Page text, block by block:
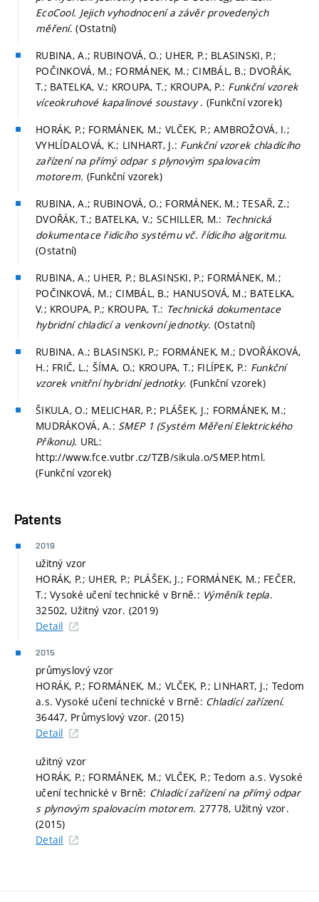
EcoCool. Jejich vyhodnocení a závěr provedených
měření. (Ostatní)
RUBINA, A.; RUBINOVÁ, O.; UHER, P.; BLASINSKI, P.;
POČINKOVÁ, M.; FORMÁNEK, M.; CIMBÁL, B.; DVOŘÁK,
T.; BATELKA, V.; KROUPA, T.; KROUPA, P.: Funkční vzorek
víceokruhové kapalinové soustavy. (Funkční vzorek)
HORÁK, P.; FORMÁNEK, M.; VLČEK, P.; AMBROŽOVÁ, I.;
VYHLÍDALOVÁ, K.; LINHART, J.: Funkční vzorek chladícího
zařízení na přímý odpar s plynovým spalovacím
motorem. (Funkční vzorek)
RUBINA, A.; RUBINOVÁ, O.; FORMÁNEK, M.; TESAŘ, Z.;
DVOŘÁK, T.; BATELKA, V.; SCHILLER, M.: Technická
dokumentace řidicího systému vč. řídicího algoritmu.
(Ostatní)
RUBINA, A.; UHER, P.; BLASINSKI, P.; FORMÁNEK, M.;
POČINKOVÁ, M.; CIMBÁL, B.; HANUSOVÁ, M.; BATELKA,
V.; KROUPA, P.; KROUPA, T.: Technická dokumentace
hybridní chladicí a venkovní jednotky. (Ostatní)
RUBINA, A.; BLASINSKI, P.; FORMÁNEK, M.; DVOŘÁKOVÁ,
H.; FRIČ, L.; ŠÍMA, O.; KROUPA, T.; FILÍPEK, P.: Funkční
vzorek vnitřní hybridní jednotky. (Funkční vzorek)
ŠIKULA, O.; MELICHAR, P.; PLÁŠEK, J.; FORMÁNEK, M.;
MUDRÁKOVÁ, A.: SMEP 1 (Systém Měření Elektrického
Příkonu). URL:
http://www.fce.vutbr.cz/TZB/sikula.o/SMEP.html.
(Funkční vzorek)
Patents
2019
užitný vzor
HORÁK, P.; UHER, P.; PLÁŠEK, J.; FORMÁNEK, M.; FEČER,
T.; Vysoké učení technické v Brně.: Výměník tepla.
32502, Užitný vzor. (2019)
Detail
2015
průmyslový vzor
HORÁK, P.; FORMÁNEK, M.; VLČEK, P.; LINHART, J.; Tedom
a.s. Vysoké učení technické v Brně: Chladící zařízení.
36447, Průmyslový vzor. (2015)
Detail
užitný vzor
HORÁK, P.; FORMÁNEK, M.; VLČEK, P.; Tedom a.s. Vysoké
učení technické v Brně: Chladící zařízení na přímý odpar
s plynovým spalovacím motorem. 27778, Užitný vzor.
(2015)
Detail